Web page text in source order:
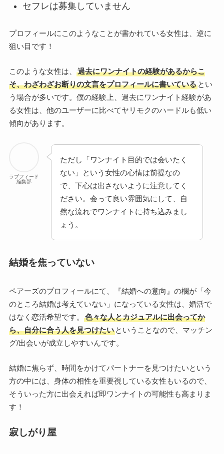
セフレは募集していません
プロフィールにこのようなことが書かれている女性は、逆に
狙い目です！
このような女性は、
過去にワンナイトの経験があるからこ
そ、わざわざお断りの文言をプロフィールに書いているとい
う場合が多いです。僕の経験上、過去にワンナイト経験があ
る女性は、他のユーザーに比べてヤリモクのハードルも低い
傾向があります。
ラブフィード
編集部
ただし「ワンナイト目的では会いたく
ない」という女性の心情は前提なの
で、下心は出さないように注意してく
ださい。会って良い雰囲気にして、自
然な流れでワンナイトに持ち込みまし
ょう。
結婚を焦っていない
ペアーズのプロフィールにて、『結婚への意向』の欄が「今
のところ結婚は考えていない」になっている女性は、婚活で
はなく恋活希望です。
色々な人とカジュアルに出会ってか
ら、自分に合う人を見つけたいということなので、マッチン
グ/出会いが成立しやすいんです。
結婚に焦らず、時間をかけてパートナーを見つけたいという
方の中には、身体の相性を重要視している女性もいるので、
そういった方に出会えれば即ワンナイトの可能性も高まりま
す！
寂しがり屋